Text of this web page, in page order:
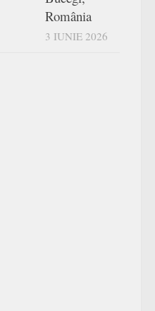
România
3 IUNIE 2026